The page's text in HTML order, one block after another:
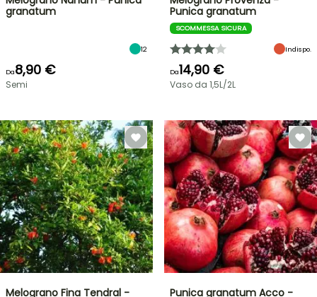
granatum
12
Da8,90 €
Semi
Punica granatum
SCOMMESSA SICURA
Indispo.
Da14,90 €
Vaso da 1,5L/2L
Melograno Fina Tendral - Punica granatum Acco -